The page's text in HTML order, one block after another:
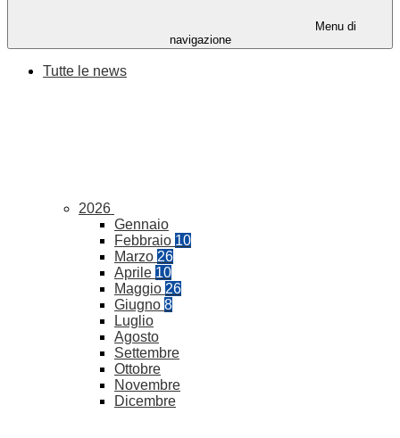
Menu di
navigazione
Tutte le news
2026
Gennaio
Febbraio 10
Marzo 26
Aprile 10
Maggio 26
Giugno 8
Luglio
Agosto
Settembre
Ottobre
Novembre
Dicembre